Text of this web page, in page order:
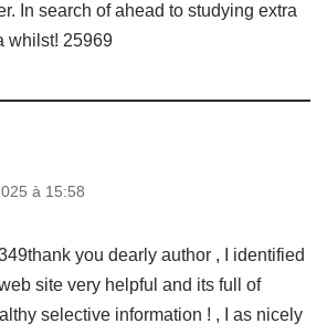
In search of ahead to studying extra
whilst! 25969
à 15:58
you dearly author , I identified
site very helpful and its full of
selective information ! , I as nicely